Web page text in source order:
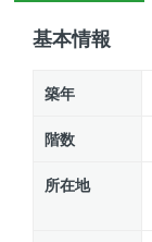
基本情報
築年
階数
所在地